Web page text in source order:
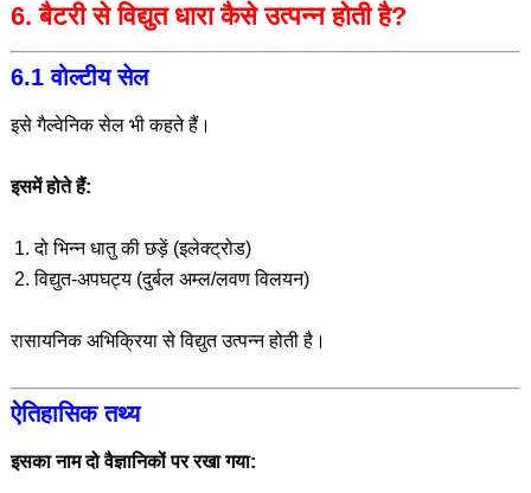
6. बैटरी से विद्युत धारा कैसे उत्पन्न होती है?
6.1 वोल्टीय सेल
इसे गैल्वेनिक सेल भी कहते हैं।
इसमें होते हैं:
दो भिन्न धातु की छड़ें (इलेक्ट्रोड)
विद्युत-अपघट्य (दुर्बल अम्ल/लवण विलयन)
रासायनिक अभिक्रिया से विद्युत उत्पन्न होती है।
ऐतिहासिक तथ्य
इसका नाम दो वैज्ञानिकों पर रखा गया: